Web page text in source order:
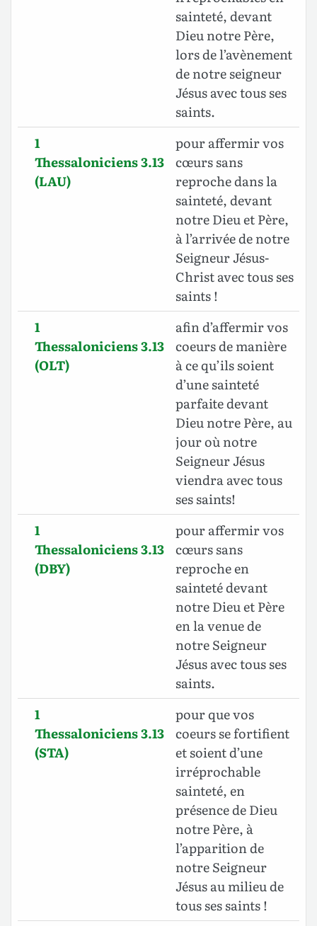
sainteté, devant
Dieu notre Père,
lors de l’avènement
de notre seigneur
Jésus avec tous ses
saints.
1
Thessaloniciens 3.13
(LAU)
pour affermir vos
cœurs sans
reproche dans la
sainteté, devant
notre Dieu et Père,
à l’arrivéede notre
Seigneur Jésus-
Christ avec tous ses
saints !
1
Thessaloniciens 3.13
(OLT)
afin d’affermir vos
coeurs de manière
à ce qu’ils soient
d’une sainteté
parfaite devant
Dieu notre Père, au
jour où notre
Seigneur Jésus
viendra avec tous
ses saints!
1
Thessaloniciens 3.13
(DBY)
pour affermir vos
cœurs sans
reproche en
sainteté devant
notre Dieu et Père
en la venue de
notre Seigneur
Jésus avec tous ses
saints.
1
Thessaloniciens 3.13
(STA)
pour que vos
coeurs se fortifient
et soient d’une
irréprochable
sainteté, en
présence de Dieu
notre Père, à
l’apparition de
notre Seigneur
Jésus au milieu de
tous ses saints !